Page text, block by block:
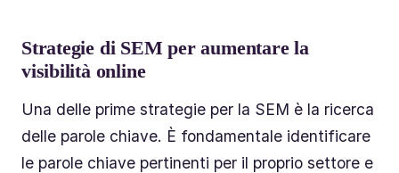
Strategie di SEM per aumentare la
visibilità online
Una delle prime strategie per la SEM è la ricerca
delle parole chiave. È fondamentale identificare
le parole chiave pertinenti per il proprio settore e